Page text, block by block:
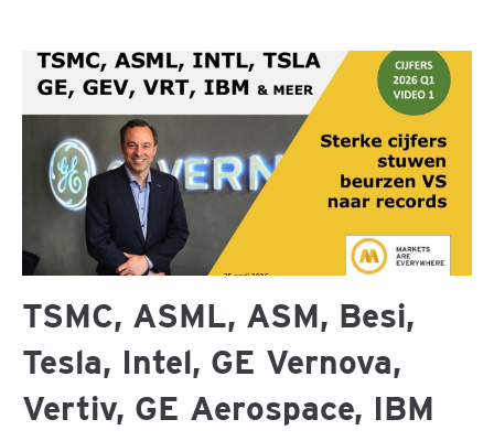
TSMC, ASML, ASM, Besi,
Tesla, Intel, GE Vernova,
Vertiv, GE Aerospace, IBM